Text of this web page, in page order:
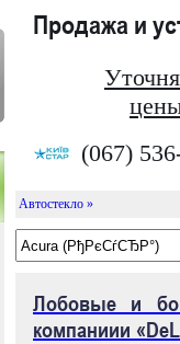
Продажа и
(067)
Автостекло »
Лобовые и
компаниии